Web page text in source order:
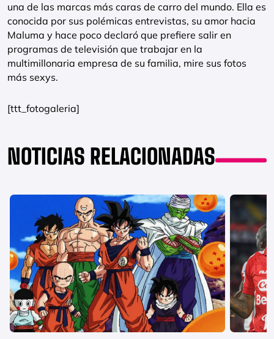
una de las marcas más caras de carro del mundo. Ella es
conocida por sus polémicas entrevistas, su amor hacia
Maluma y hace poco declaró que prefiere salir en
programas de televisión que trabajar en la
multimillonaria empresa de su familia, mire sus fotos
más sexys.
[ttt_fotogaleria]
NOTICIAS RELACIONADAS